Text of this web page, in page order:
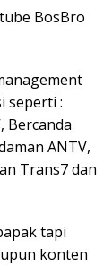
BosBro
seperti :
Bercanda
ANTV,
Trans7 dan
tapi
konten